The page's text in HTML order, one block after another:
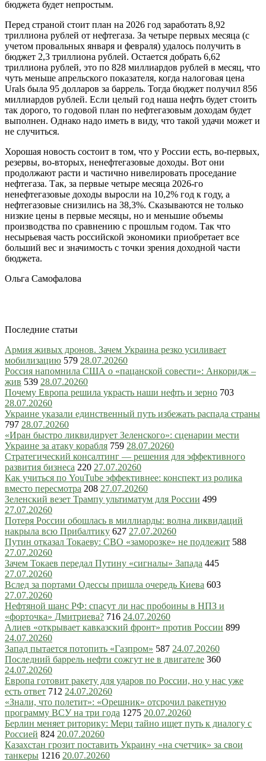
бюджета будет непростым.
Перед страной стоит план на 2026 год заработать 8,92
триллиона рублей от нефтегаза. За четыре первых месяца (с
учетом провальных января и февраля) удалось получить в
бюджет 2,3 триллиона рублей. Остается добрать 6,62
триллиона рублей, это по 828 миллиардов рублей в месяц, что
чуть меньше апрельского показателя, когда налоговая цена
Urals была 95 долларов за баррель. Тогда бюджет получил 856
миллиардов рублей. Если целый год наша нефть будет стоить
так дорого, то годовой план по нефтегазовым доходам будет
выполнен. Однако надо иметь в виду, что такой удачи может и
не случиться.
Хорошая новость состоит в том, что у России есть, во-первых,
резервы, во-вторых, ненефтегазовые доходы. Вот они
продолжают расти и частично нивелировать проседание
нефтегаза. Так, за первые четыре месяца 2026-го
ненефтегазовые доходы выросли на 10,2% год к году, а
нефтегазовые снизились на 38,3%. Сказываются не только
низкие цены в первые месяцы, но и меньшие объемы
производства по сравнению с прошлым годом. Так что
несырьевая часть российской экономики приобретает все
больший вес и значимость с точки зрения доходной части
бюджета.
Ольга Самофалова
Последние статьи
Армия живых дронов. Зачем Украина резко усиливает
мобилизацию 579 28.07.20260
Россия напомнила США о «пацанской совести»: Анкоридж –
жив 539 28.07.20260
Почему Европа решила украсть наши нефть и зерно 703
28.07.20260
Украине указали единственный путь избежать распада страны
797 28.07.20260
«Иран быстро ликвидирует Зеленского»: сценарии мести
Украине за атаку корабля 759 28.07.20260
Стратегический консалтинг — решения для эффективного
развития бизнеса 220 27.07.20260
Как учиться по YouTube эффективнее: конспект из ролика
вместо пересмотра 208 27.07.20260
Зеленский везет Трампу ультиматум для России 499
27.07.20260
Потеря России обошлась в миллиарды: волна ликвидаций
накрыла всю Прибалтику 627 27.07.20260
Путин отказал Токаеву: СВО «заморозке» не подлежит 588
27.07.20260
Зачем Токаев передал Путину «сигналы» Запада 445
27.07.20260
Вслед за портами Одессы пришла очередь Киева 603
27.07.20260
Нефтяной шанс РФ: спасут ли нас пробоины в НПЗ и
«форточка» Дмитриева? 716 24.07.20260
Алиев «открывает кавказский фронт» против России 899
24.07.20260
Запад пытается потопить «Газпром» 587 24.07.20260
Последний баррель нефти сожгут не в двигателе 360
24.07.20260
Европа готовит ракету для ударов по России, но у нас уже
есть ответ 712 24.07.20260
«Знали, что полетит»: «Орешник» отсрочил ракетную
программу ВСУ на три года 1275 20.07.20260
Берлин меняет риторику: Мерц тайно ищет путь к диалогу с
Россией 824 20.07.20260
Казахстан грозит поставить Украину «на счетчик» за свои
танкеры 1216 20.07.20260